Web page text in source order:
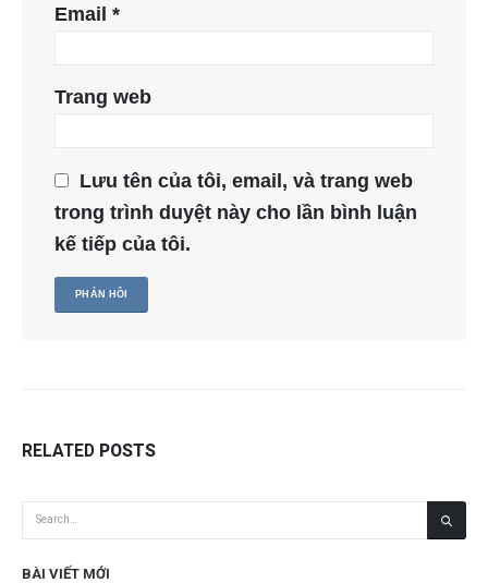
Email *
Trang web
Lưu tên của tôi, email, và trang web
trong trình duyệt này cho lần bình luận
kế tiếp của tôi.
RELATED POSTS
BÀI VIẾT MỚI